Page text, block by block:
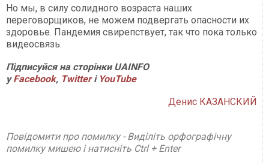
Но мы, в силу солидного возраста наших
переговорщиков, не можем подвергать опасности их
здоровье. Пандемия свирепствует, так что пока только
видеосвязь.
Підписуйся на сторінки UAINFO
уFacebook, Twitterі YouTube
Денис КАЗАНСКИЙ
Повідомити про помилку - Виділіть орфографічну
помилку мишею і натисніть Ctrl + Enter